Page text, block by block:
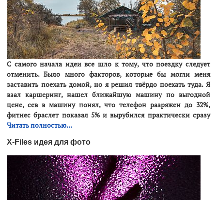
С самого начала идеи все шло к тому, что поездку следует
отменить. Было много факторов, которые бы могли меня
заставить поехать домой, но я решил твёрдо поехать туда. Я
взал каршеринг, нашел ближайшую машину по выгодной
цене, сев в машину понял, что телефон разряжен до 32%,
фитнес браслет показал 5% и вырубился практически сразу
Читать полностью...
X-Files идея для фото